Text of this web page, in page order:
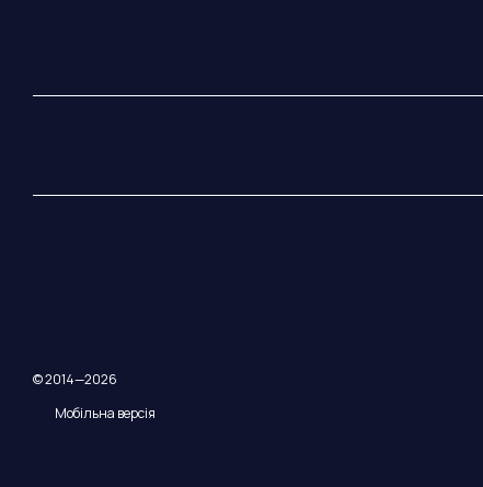
© 2014—2026
Мобільна версія